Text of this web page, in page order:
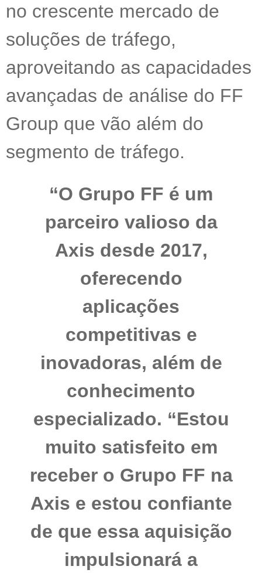
no crescente mercado de
soluções de tráfego,
aproveitando as capacidades
avançadas de análise do FF
Group que vão além do
segmento de tráfego.
“O Grupo FF é um
parceiro valioso da
Axis desde 2017,
oferecendo
aplicações
competitivas e
inovadoras, além de
conhecimento
especializado. “Estou
muito satisfeito em
receber o Grupo FF na
Axis e estou confiante
de que essa aquisição
impulsionará a